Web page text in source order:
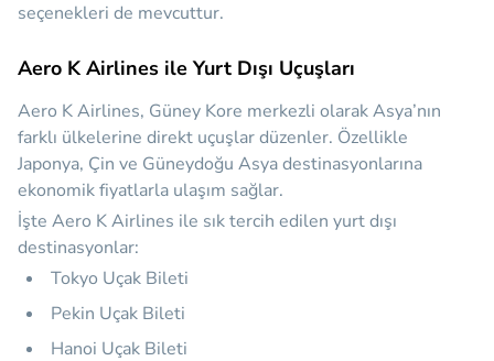
seçenekleri de mevcuttur.
Aero K Airlines ile Yurt Dışı Uçuşları
Aero K Airlines, Güney Kore merkezli olarak Asya’nın
farklı ülkelerine direkt uçuşlar düzenler. Özellikle
Japonya, Çin ve Güneydoğu Asya destinasyonlarına
ekonomik fiyatlarla ulaşım sağlar.
İşte Aero K Airlines ile sık tercih edilen yurt dışı
destinasyonlar:
Tokyo Uçak Bileti
Pekin Uçak Bileti
Hanoi Uçak Bileti